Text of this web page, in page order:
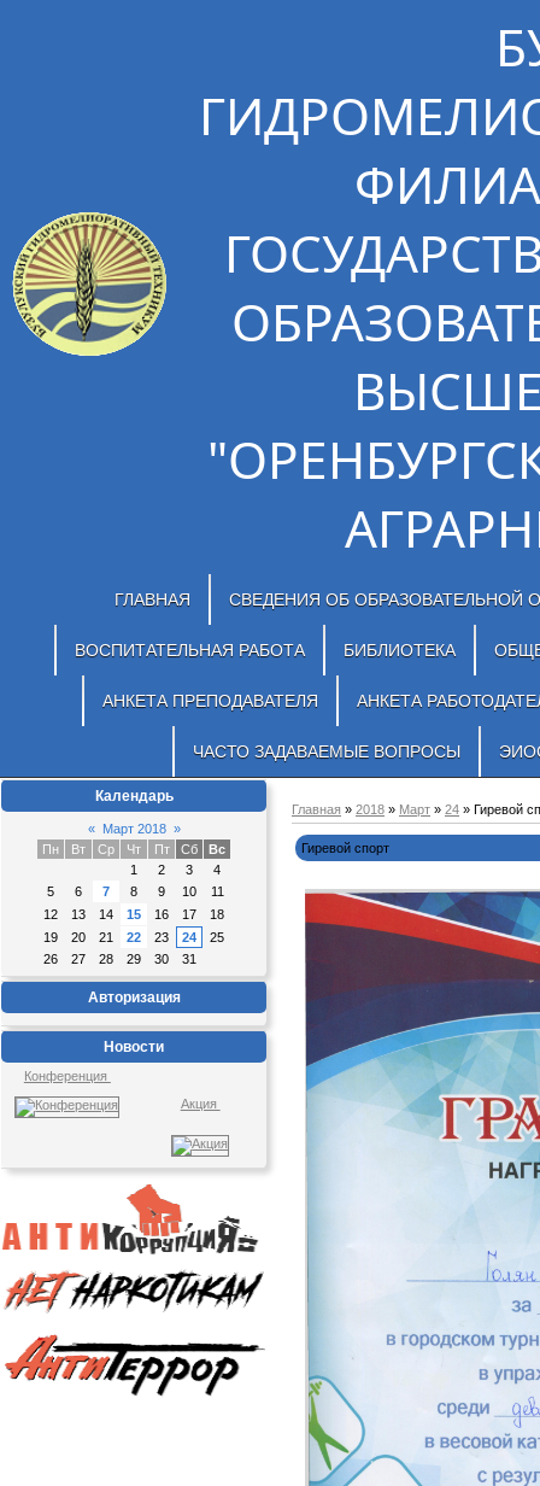
ГЛАВНАЯ СВЕДЕНИЯ ОБ ОБРАЗОВАТЕЛЬНОЙ
ВОСПИТАТЕЛЬНАЯ РАБОТА БИБЛИОТЕКА
АНКЕТА ПРЕПОДАВАТЕЛЯ АНКЕТА
ЧАСТО ЗАДАВАЕМЫЕ ВОПРОСЫ
Календарь
« Март 2018 »
Пн
Вт Ср Чт Пт Сб
Вс
1
2 3
4
5
6 7 8 9 10
11
12
13 14 15 16 17
18
19
20 21 22 23 24
25
26
27 28 29 30 31
Авторизация
Новости
Конференция
Акция
Главная » 2018 » Март » 24 » Гиревой
Гиревой спорт